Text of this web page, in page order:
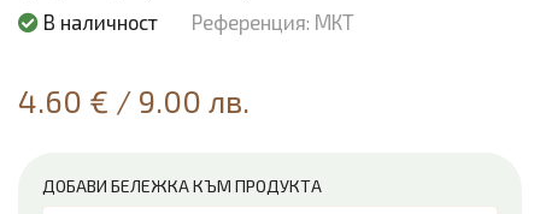
В наличност Референция: МКТ
4.60 € / 9.00 лв.
ДОБАВИ БЕЛЕЖКА КЪМ ПРОДУКТА